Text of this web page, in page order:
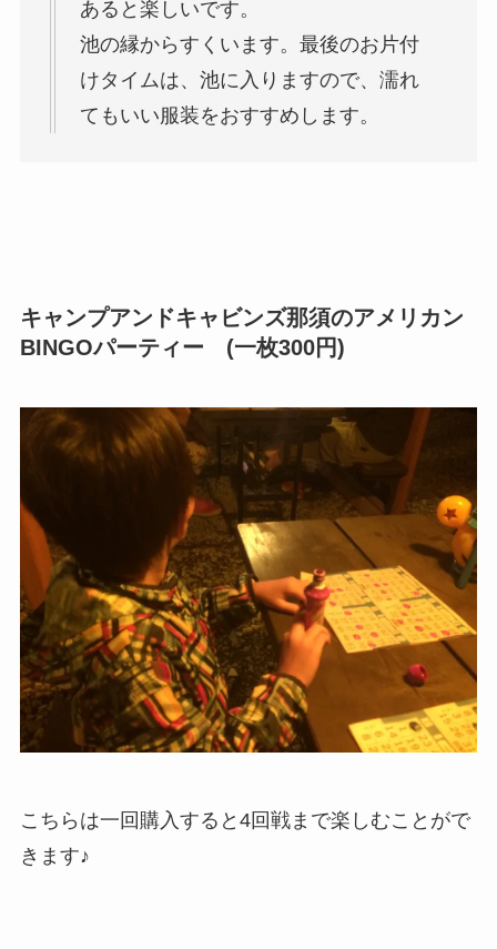
あると楽しいです。
池の縁からすくいます。最後のお片付
けタイムは、池に入りますので、濡れ
てもいい服装をおすすめします。
キャンプアンドキャビンズ那須のアメリカン
BINGOパーティー (一枚300円)
こちらは一回購入すると4回戦まで楽しむことがで
きます♪